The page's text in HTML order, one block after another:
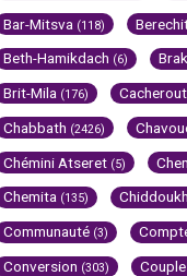
Bar-Mitsva (118)
Beth-Hamikdach (6)
Brit-Mila (176)
Chabbath (2426)
Chémini Atseret (5)
Chemita (135) Chiddoukh
Communauté (3)
Conversion (303) Couple